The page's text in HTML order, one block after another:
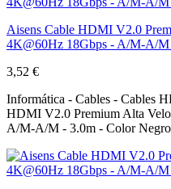
Aisens Cable HDMI V2.0
4K@60Hz 18Gbps - A/M-A/
3,52 €
Informática - Cables - Cables
HDMI V2.0 Premium Alta
A/M-A/M - 3.0m - Color Negro